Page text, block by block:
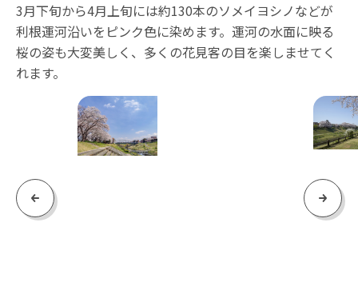
3月下旬から4月上旬には約130本のソメイヨシノなどが
利根運河沿いをピンク色に染めます。運河の水面に映る
桜の姿も大変美しく、多くの花見客の目を楽しませてく
れます。
Previous Next